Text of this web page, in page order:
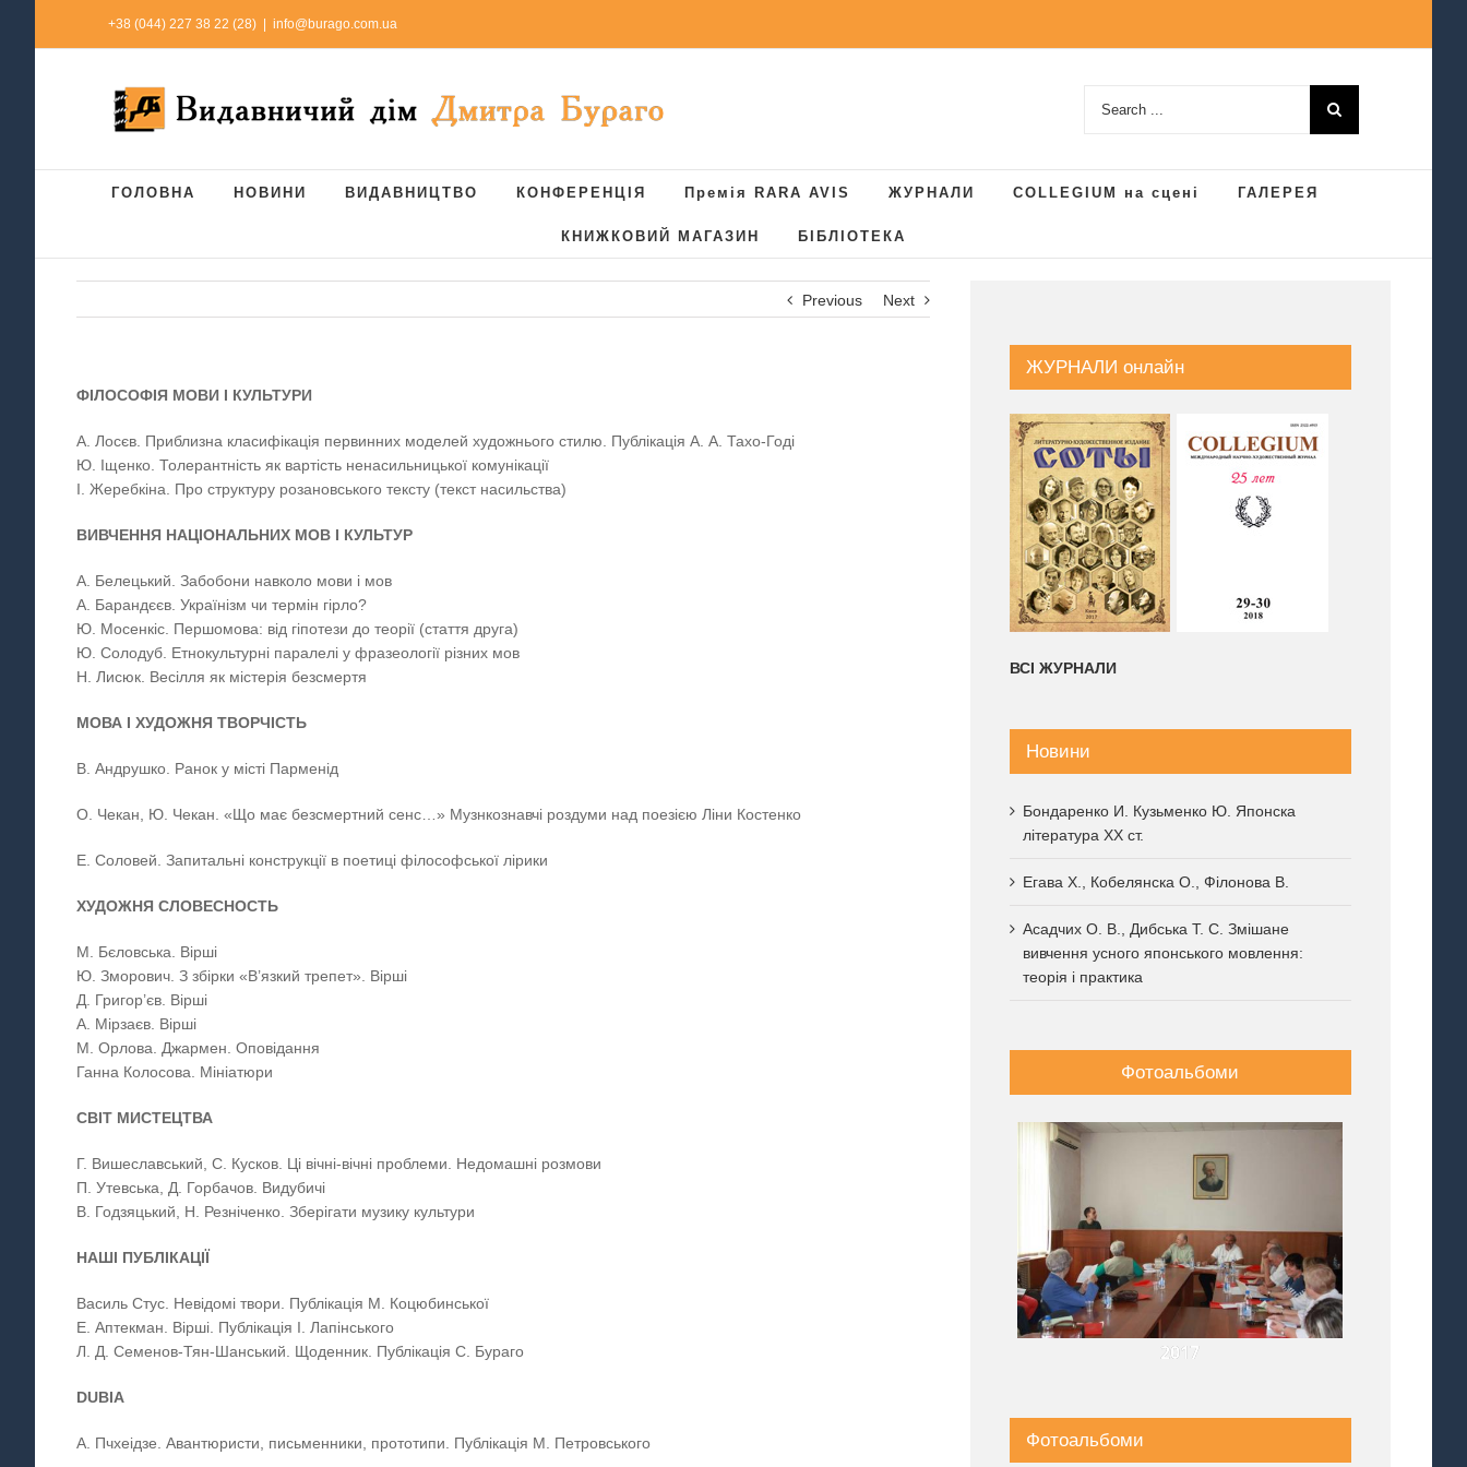
+38 (044) 227 38 22 (28) info@burago.com.ua
for:
ГОЛОВНА НОВИНИ ВИДАВНИЦТВО КОНФЕРЕНЦІЯ Премія RARA AVIS ЖУРНАЛИ COLLEGIUM на сцені ГАЛЕРЕЯ
КНИЖКОВИЙ МАГАЗИН БІБЛІОТЕКА
Previous Next
ФІЛОСОФІЯ МОВИ І КУЛЬТУРИ
А. Лосєв. Приблизна класифікація первинних моделей художнього стилю. Публікація А. А. Тахо-Годі
Ю. Іщенко. Толерантність як вартість ненасильницької комунікації
І. Жеребкіна. Про структуру розановського тексту (текст насильства)
ВИВЧЕННЯ НАЦІОНАЛЬНИХ МОВ І КУЛЬТУР
А. Белецький. Забобони навколо мови і мов
А. Барандєєв. Українізм чи термін гірло?
Ю. Мосенкіс. Першомова: від гіпотези до теорії (стаття друга)
Ю. Солодуб. Етнокультурні паралелі у фразеології різних мов
Н. Лисюк. Весілля як містерія безсмертя
МОВА І ХУДОЖНЯ ТВОРЧІСТЬ
В. Андрушко. Ранок у місті Парменід
О. Чекан, Ю. Чекан. «Що має безсмертний сенс…» Музнкознавчі роздуми над поезією Ліни Костенко
Е. Соловей. Запитальні конструкції в поетиці філософської лірики
ХУДОЖНЯ СЛОВЕСНОСТЬ
М. Бєловська. Вірші
Ю. Зморович. З збірки «В’язкий трепет». Вірші
Д. Григор’єв. Вірші
А. Мірзаєв. Вірші
М. Орлова. Джармен. Оповідання
Ганна Колосова. Мініатюри
СВІТ МИСТЕЦТВА
Г. Вишеславський, С. Кусков. Ці вічні-вічні проблеми. Недомашні розмови
П. Утевська, Д. Горбачов. Видубичі
В. Годзяцький, Н. Резніченко. Зберігати музику культури
НАШІ ПУБЛІКАЦІЇ
Василь Стус. Невідомі твори. Публікація М. Коцюбинської
Е. Аптекман. Вірші. Публікація І. Лапінського
Л. Д. Семенов-Тян-Шанський. Щоденник. Публікація С. Бураго
DUBIA
А. Пчхеідзе. Авантюристи, письменники, прототипи. Публікація М. Петровського
ЖУРНАЛИ онлайн
ВСІ ЖУРНАЛИ
Новини
Бондаренко И. Кузьменко Ю. Японска
література XX ст.
Егава Х., Кобелянска О., Філонова В.
Асадчих О. В., Дибська Т. С. Змішане
вивчення усного японського мовлення:
теорія і практика
Фотоальбоми
2017
Фотоальбоми